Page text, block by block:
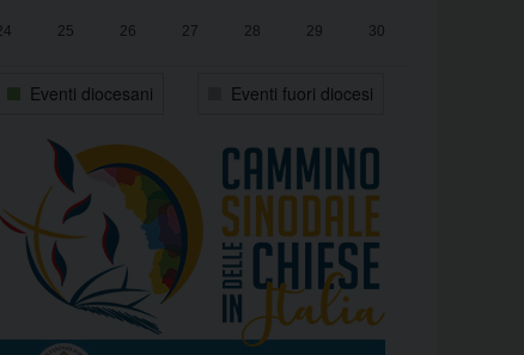
25 26 27 28 29 30
Eventi diocesani Eventi fuori diocesi